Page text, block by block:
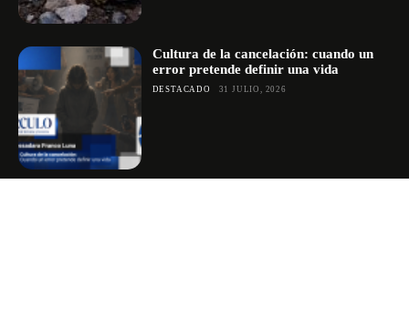
Cultura de la cancelación: cuando un
error pretende definir una vida
DESTACADO 31 JULIO, 2026